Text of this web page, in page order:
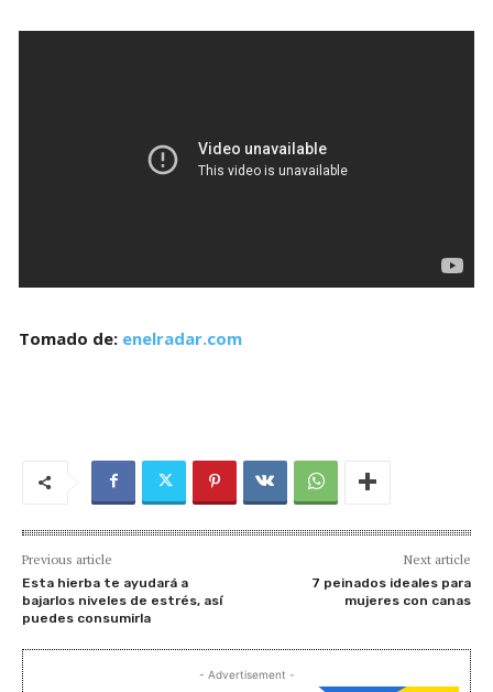
Tomado de: enelradar.com
Previous article
Esta hierba te ayudará a
bajarlos niveles de estrés, así
puedes consumirla
Next article
7 peinados ideales para
mujeres con canas
- Advertisement -